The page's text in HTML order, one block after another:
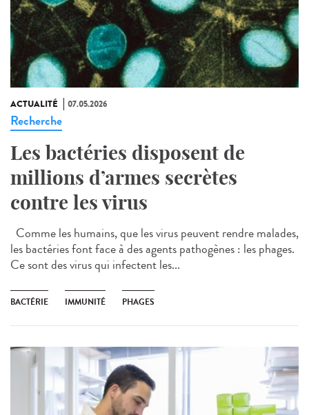
ACTUALITÉ 07.05.2026
Recherche
Les bactéries disposent de
millions d’armes secrètes
contre les virus
Comme les humains, que les virus peuvent rendre malades,
les bactéries font face à des agents pathogènes : les phages.
Ce sont des virus qui infectent les...
BACTÉRIE IMMUNITÉ PHAGES